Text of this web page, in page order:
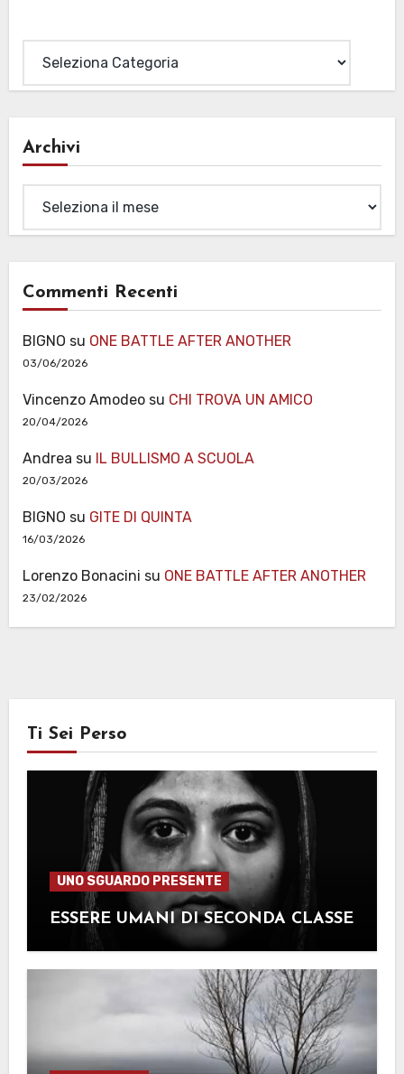
Archivi
Commenti Recenti
BIGNO su ONE BATTLE AFTER ANOTHER
03/06/2026
Vincenzo Amodeosu CHI TROVA UN AMICO
20/04/2026
Andrea su IL BULLISMO A SCUOLA
20/03/2026
BIGNO su GITE DI QUINTA
16/03/2026
Lorenzo Bonacini su ONE BATTLE AFTER ANOTHER
23/02/2026
Ti Sei Perso
UNO SGUARDO PRESENTE
ESSERE UMANI DI SECONDA CLASSE